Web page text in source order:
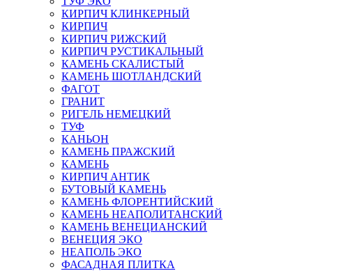
КИРПИЧ КЛИНКЕРНЫЙ
КИРПИЧ
КИРПИЧ РИЖСКИЙ
КИРПИЧ РУСТИКАЛЬНЫЙ
КАМЕНЬ СКАЛИСТЫЙ
КАМЕНЬ ШОТЛАНДСКИЙ
ФАГОТ
ГРАНИТ
РИГЕЛЬ НЕМЕЦКИЙ
ТУФ
КАНЬОН
КАМЕНЬ ПРАЖСКИЙ
КАМЕНЬ
КИРПИЧ АНТИК
БУТОВЫЙ КАМЕНЬ
КАМЕНЬ ФЛОРЕНТИЙСКИЙ
КАМЕНЬ НЕАПОЛИТАНСКИЙ
КАМЕНЬ ВЕНЕЦИАНСКИЙ
ВЕНЕЦИЯ ЭКО
НЕАПОЛЬ ЭКО
ФАСАДНАЯ ПЛИТКА